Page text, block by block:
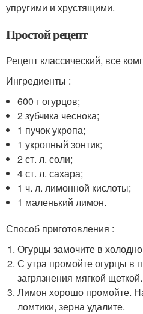
упругими и хрустящими.
Простой рецепт
Рецепт классический, все
Ингредиенты :
600 г огурцов;
2 зубчика чеснока;
1 пучок укропа;
1 укропный зонтик;
2 ст. л. соли;
4 ст. л. сахара;
1 ч. л. лимонной кислоты;
1 маленький лимон.
Способ приготовления :
Огурцы замочите в
С утра промойте огурцы в
загрязнения мягкой
Лимон хорошо промойте.
ломтики, зерна удалите.